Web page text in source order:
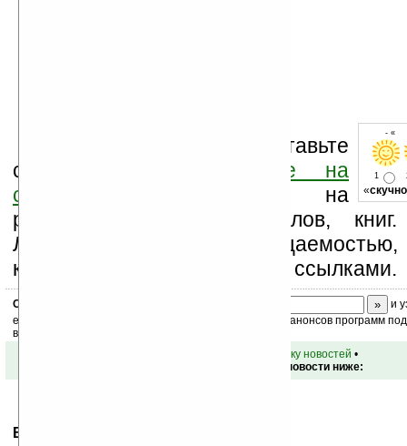
- «
1
«скучно
Оцените новость и оставьте
свой комментарий
ниже на
странице
на
рассылку новостей, файлов,
Ладошки своей
коммерческой информации, ссылками.
Скоро
и
ежедневный или еженедельный дайджест новостей, анонсов программ
ваш почтовый ящик.
вернуться к списку новостей •
Обсуждение этой новости ниже:
Ваше мнение будет первым.